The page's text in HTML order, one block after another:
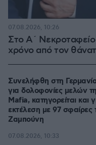
Στο Α΄
χρόνο από τον
07.08.2026, 10:26
Συνελήφθη στη
για δολοφονίες μελών
Mafia, κατηγορείται και
εκτέλεση με 97
Ζαμπούνη
07.08.2026, 10:33